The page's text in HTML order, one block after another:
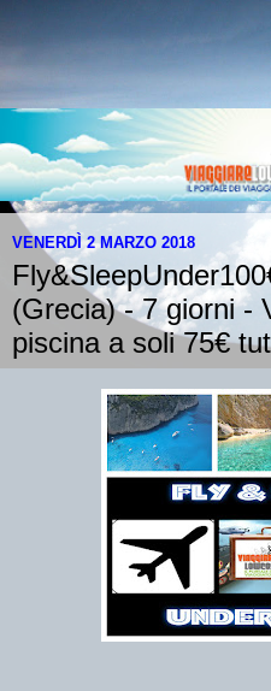
VENERDÌ 2 MARZO 2018
(Grecia) - 7 giorni -
piscina a soli 75€